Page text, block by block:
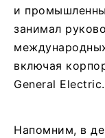
и
занимал
включая
General Electric.
Напомним, в